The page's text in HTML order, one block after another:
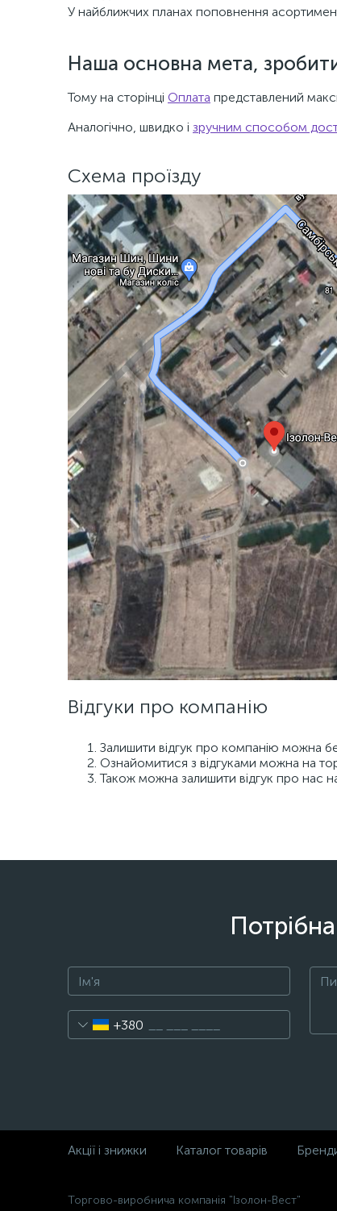
У найближчих планах поповнення
Наша основна мета,
Тому на сторінці Оплата представлений
Аналогічно, швидко і зручним способом
Схема проїзду
Відгуки про компанію
Залишити відгук про компанію можна
Ознайомитися з відгуками можна на
Також можна залишити відгук про нас
+380
Акції і знижки Каталог товарів
Торгово-виробнича компанія "Ізолон-Вест"